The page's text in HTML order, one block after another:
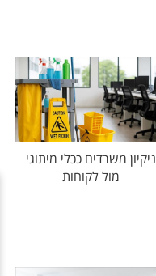
ניקיון משרדים ככלי מיתוגי
מול לקוחות